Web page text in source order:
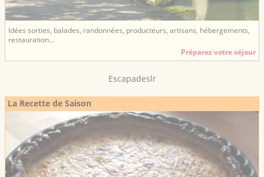
Idées sorties, balades, randonnées, producteurs, artisans, hébergements,
restauration...
Préparez votre séjour
Escapadeslr
La Recette de Saison